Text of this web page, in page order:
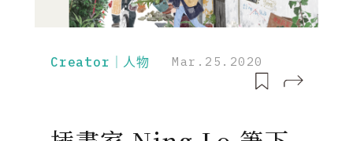
Creator｜人物 Mar.25.2020